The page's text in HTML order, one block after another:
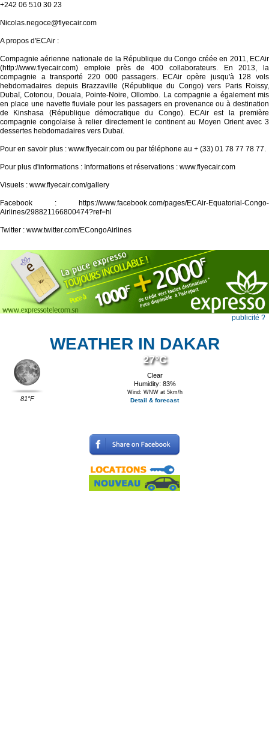
+242 06 510 30 23
Nicolas.negoce@flyecair.com
A propos d'ECAir :
Compagnie aérienne nationale de la République du Congo créée en 2011, ECAir
(http://www.flyecair.com) emploie près de 400 collaborateurs. En 2013, la
compagnie a transporté 220 000 passagers. ECAir opère jusqu'à 128 vols
hebdomadaires depuis Brazzaville (République du Congo) vers Paris Roissy,
Dubaï, Cotonou, Douala, Pointe-Noire, Ollombo. La compagnie a également mis
en place une navette fluviale pour les passagers en provenance ou à destination
de Kinshasa (République démocratique du Congo). ECAir est la première
compagnie congolaise à relier directement le continent au Moyen Orient avec 3
dessertes hebdomadaires vers Dubaï.
Pour en savoir plus : www.flyecair.com ou par téléphone au + (33) 01 78 77 78 77.
Pour plus d'informations : Informations et réservations : www.flyecair.com
Visuels : www.flyecair.com/gallery
Facebook : https://www.facebook.com/pages/ECAir-Equatorial-Congo-
Airlines/298821166800474?ref=hl
Twitter : www.twitter.com/ECongoAirlines
publicité ?
WEATHER IN DAKAR
81°F
27°C
Clear
Humidity: 83%
Wind: WNW at 5km/h
Detail & forecast